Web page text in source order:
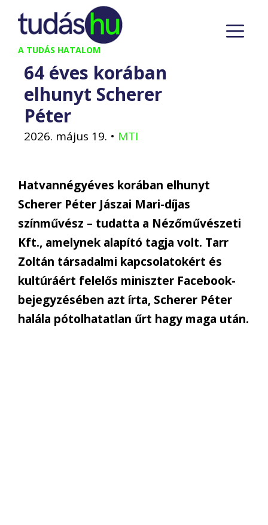
Kilépés
tartalomba
A TUDÁS HATALOM
64 éves korában
elhunyt Scherer
Péter
2026. május 19. • MTI
Hatvannégyéves korában elhunyt
Scherer Péter Jászai Mari-díjas
színművész – tudatta a Nézőművészeti
Kft., amelynek alapító tagja volt. Tarr
Zoltán társadalmi kapcsolatokért és
kultúráért felelős miniszter Facebook-
bejegyzésében azt írta, Scherer Péter
halála pótolhatatlan űrt hagy maga után.